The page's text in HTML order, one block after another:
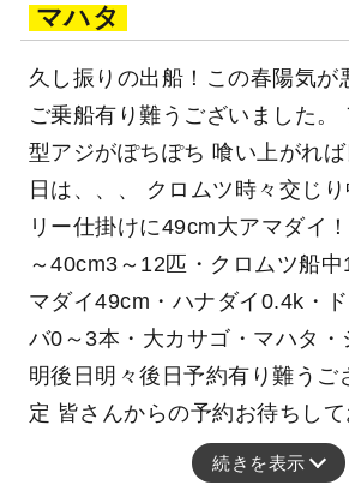
マハタ
久し振りの出船！この春陽気が
ご乗船有り難うございました。
型アジがぽちぽち 喰い上がれ
日は、、、 クロムツ時々交じ
リー仕掛けに49cm大アマダイ
～40cm3～12匹・クロムツ船
マダイ49cm・ハナダイ0.4k・
バ0～3本・大カサゴ・マハタ・
明後日明々後日予約有り難うご
定 皆さんからの予約お待ちして
続きを表示